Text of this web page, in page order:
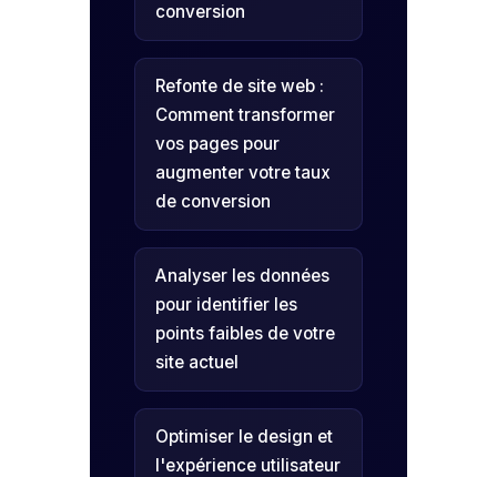
conversion
Refonte de site web :
Comment transformer
vos pages pour
augmenter votre taux
de conversion
Analyser les données
pour identifier les
points faibles de votre
site actuel
Optimiser le design et
l'expérience utilisateur